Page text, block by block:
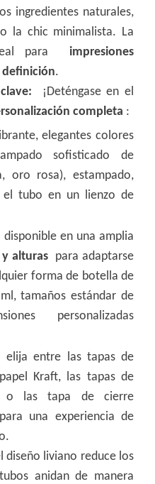
ingredientes naturales,
la chic minimalista. La
para impresiones
definición.
¡Deténgase en el
completa :
elegantes colores
sofisticado de
oro rosa), estampado,
el tubo en un lienzo de
disponible en una amplia
alturas para adaptarse
forma de botella de
tamaños estándar de
personalizadas
elija entre las tapas de
Kraft, las tapas de
o las tapa de cierre
una experiencia de
diseño liviano reduce los
anidan de manera